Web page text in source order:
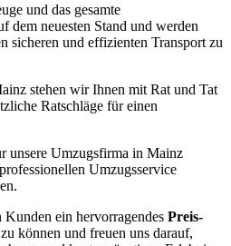
und das gesamte
dem neuesten Stand und werden
sicheren und effizienten Transport zu
stehen wir Ihnen mit Rat und Tat
Ratschläge für einen
unsere Umzugsfirma in Mainz
Umzugsservice
ein hervorragendes Preis-
können und freuen uns darauf,